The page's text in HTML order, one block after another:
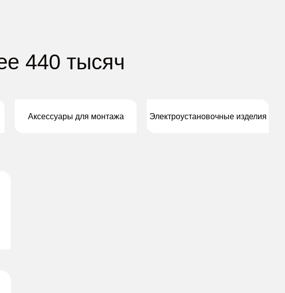
440 тысяч
Электроустановочные изделия
Аксессуары для монтажа